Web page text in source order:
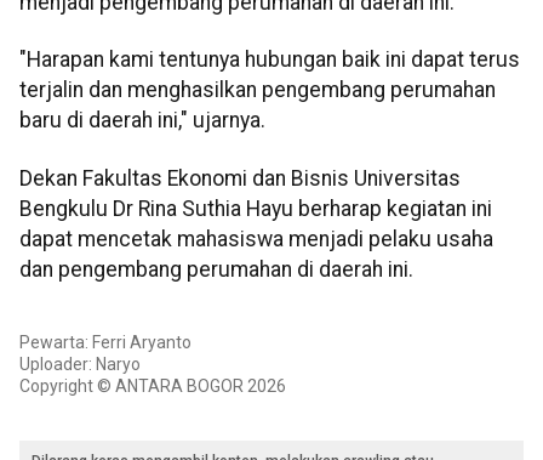
"Harapan kami tentunya hubungan baik ini dapat terus
terjalin dan menghasilkan pengembang perumahan
baru di daerah ini," ujarnya.
Dekan Fakultas Ekonomi dan Bisnis Universitas
Bengkulu Dr Rina Suthia Hayu berharap kegiatan ini
dapat mencetak mahasiswa menjadi pelaku usaha
dan pengembang perumahan di daerah ini.
Pewarta: Ferri Aryanto
Uploader: Naryo
Copyright © ANTARA BOGOR 2026